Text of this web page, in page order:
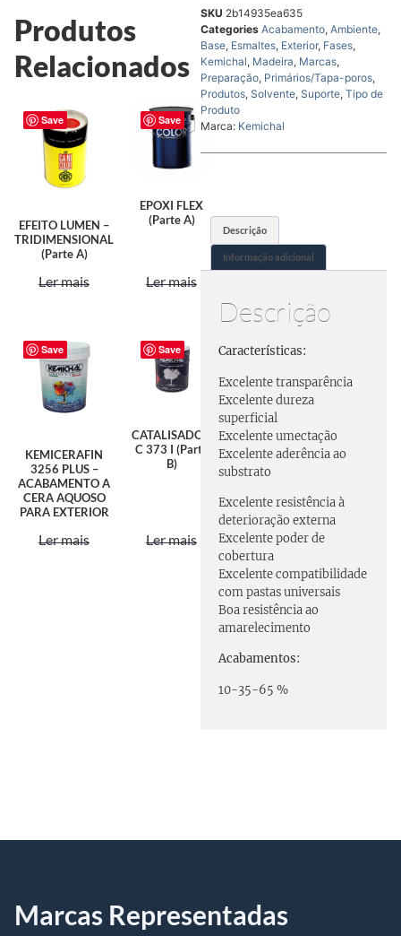
Produtos
Relacionados
Save
EFEITO LUMEN –
TRIDIMENSIONAL
(Parte A)
Ler mais
Save
EPOXI FLEX
(Parte A)
Ler mais
Save
KEMICERAFIN
3256 PLUS –
ACABAMENTO A
CERA AQUOSO
PARA EXTERIOR
Ler mais
Save
CATALISADOR
C 373 I (Parte
B)
Ler mais
SKU 2b14935ea635
Categories Acabamento, Ambiente,
Base, Esmaltes, Exterior, Fases,
Kemichal, Madeira, Marcas,
Preparação, Primários/Tapa-poros,
Produtos, Solvente, Suporte, Tipo de
Produto
Marca: Kemichal
Descrição
Informação adicional
Descrição
Características:
Excelente transparência
Excelente dureza
superficial
Excelente umectação
Excelente aderência ao
substrato
Excelente resistência à
deterioração externa
Excelente poder de
cobertura
Excelente compatibilidade
com pastas universais
Boa resistência ao
amarelecimento
Acabamentos:
10-35-65 %
Marcas Representadas